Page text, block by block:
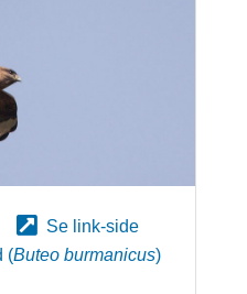
Se link-side
(Buteo burmanicus)